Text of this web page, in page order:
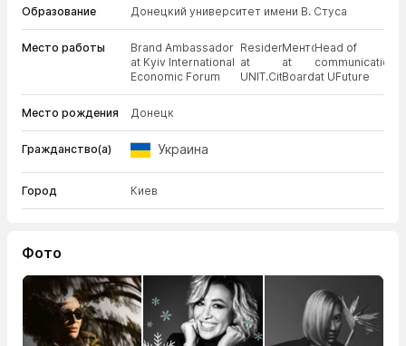
Образование Донецкий университет имени В. Стуса
Место работы
Brand Ambassador
at Kyiv International
Economic Forum
Resident
at
UNIT.City
Ментор
at
Board
Head of
communications
at UFuture
Место рождения Донецк
Гражданство(а) Украина
Город Киев
Фото